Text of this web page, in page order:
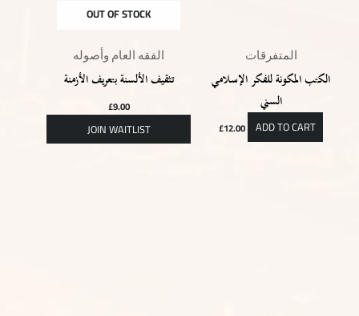
OUT OF STOCK
الفقه العام وأصوله
تثقيف الألسنة بتعريف الأزمنة
£9.00
المتفرقات
الكتب المكونة للفكر الإسلامي
السني
£12.00 ADD TO CART